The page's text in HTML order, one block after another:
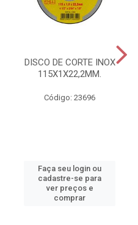
DISCO DE CORTE INOX
115X1X22,2MM.
Código: 23696
Faça seu login ou
cadastre-se para
ver preços e
comprar